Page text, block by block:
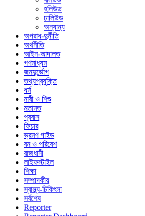
হলিউড
ঢালিউড
অন্যান্য
অপরাধ-দুর্নীতি
অর্থনীতি
আইন-আদালত
গণমাধ্যম
জনদুর্ভোগ
তথ্যপ্রযুক্তি
ধর্ম
নারী ও শিশু
মতামত
প্রবাস
ফিচার
ভ্রমণ গাইড
বন ও পরিবেশ
রাজধানী
লাইফস্টাইল
শিক্ষা
সম্পাদকীয়
স্বাস্থ্য-চিকিৎসা
সর্বশেষ
Reporter